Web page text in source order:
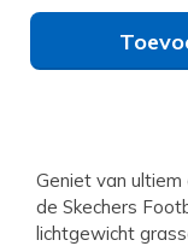
Geniet van
de Skechers
lichtgewicht